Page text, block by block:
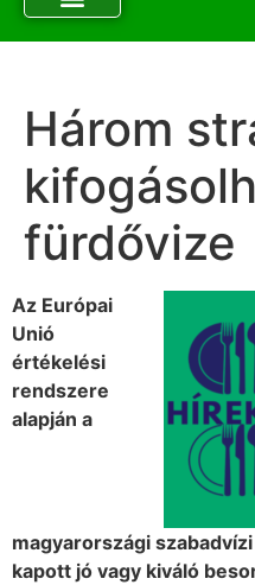
Három
fürdővize
Az Európai
Unió
értékelési
rendszere
alapján a
magyarországi
kapott jó vagy kiváló